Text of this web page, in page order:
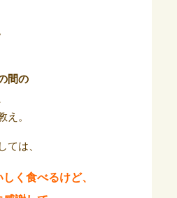
間の
え。
ては、
く食べるけど、